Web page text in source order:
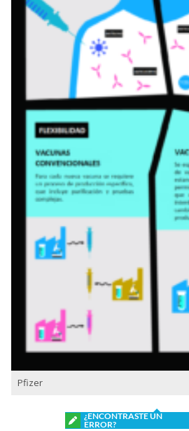
Pfizer
¿ENCONTRASTE UN
ERROR?